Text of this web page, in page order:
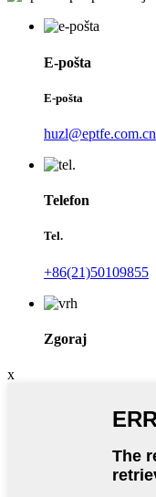
E-pošta
E-pošta
huzl@eptfe.com.cn
Telefon
Tel.
+86(21)50109855
Zgoraj
x